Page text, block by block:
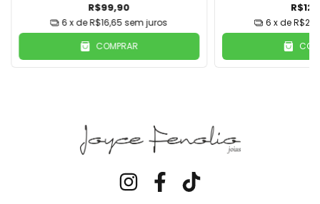
R$99,90
6 x deR$16,65 sem juros
COMPRAR
6 x de